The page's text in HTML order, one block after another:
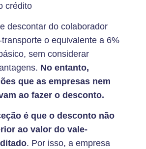
crédito
descontar do colaborador
o equivalente a 6%
sem considerar
No entanto,
que as empresas nem
ao fazer o desconto.
é que o desconto não
ao valor do vale-
. Por isso, a empresa